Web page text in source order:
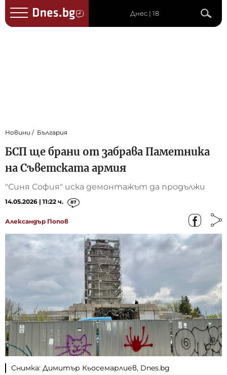
Днес | 18
Новини България
БСП ще брани от забрава Паметника
на Съветската армия
"Синя София" иска демонтажът да продължи
14.05.2026 | 11:22 ч. 87
Александър Попов
Снимка: Димитър Кьосемарлиев, Dnes.bg